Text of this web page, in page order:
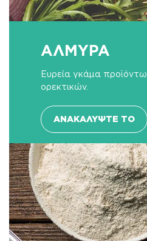
ΑΛΜΥΡΑ
Ευρεία γκάμα
ορεκτικών.
ΑΝΑΚΑΛΎΨΤΕ ΤΟ